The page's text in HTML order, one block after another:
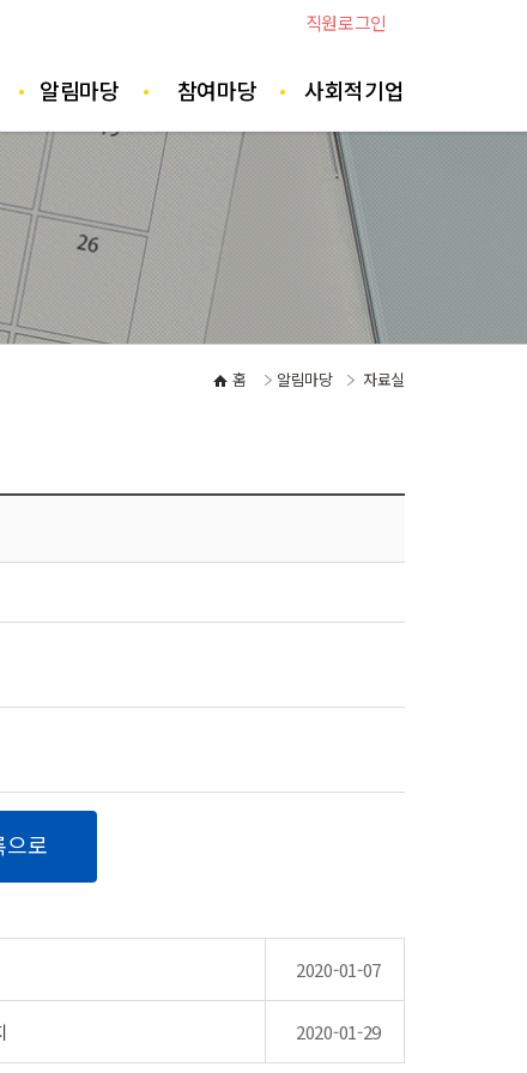
직원로그인
알림마당 참여마당 사회적기업
홈 알림마당 자료실
으로
2020-01-07
2020-01-29